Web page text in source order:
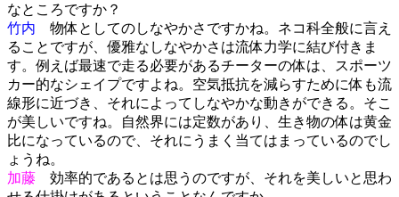
なところですか？
竹内 物体としてのしなやかさですかね。ネコ科全般に言え
ることですが、優雅なしなやかさは流体力学に結び付きま
す。例えば最速で走る必要があるチーターの体は、スポーツ
カー的なシェイプですよね。空気抵抗を減らすために体も流
線形に近づき、それによってしなやかな動きができる。そこ
が美しいですね。自然界には定数があり、生き物の体は黄金
比になっているので、それにうまく当てはまっているのでし
ょうね。
加藤 効率的であるとは思うのですが、それを美しいと思わ